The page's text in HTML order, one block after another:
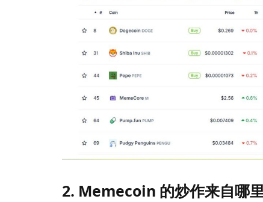
2. Memecoin 的炒作来自哪